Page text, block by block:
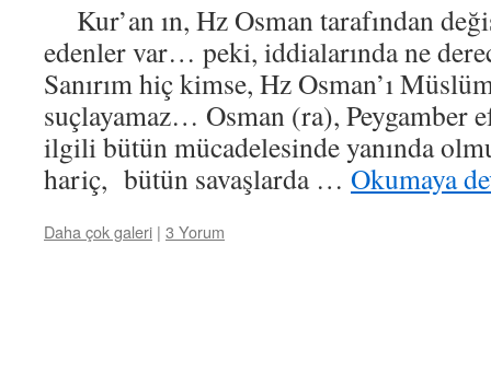
Kur’an ın, Hz Osman tarafından
edenler var… peki, iddialarında ne
Sanırım hiç kimse, Hz Osman’ı
suçlayamaz… Osman (ra), Peygamber
ilgili bütün mücadelesinde yanında
hariç, bütün savaşlarda … Okumaya
Daha çok galeri | 3 Yorum